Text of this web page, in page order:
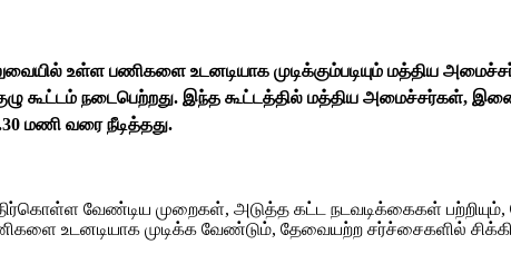
உள்ள பணிகளை உடனடியாக முடிக்கும்படியும் மத்திய
கூட்டம் நடைபெற்றது. இந்த கூட்டத்தில் மத்திய
மணி வரை நீடித்தது.
வேண்டிய முறைகள், அடுத்த கட்ட நடவடிக்கைகள் பற்றியும்,
உடனடியாக முடிக்க வேண்டும், தேவையற்ற சர்ச்சைகளில்